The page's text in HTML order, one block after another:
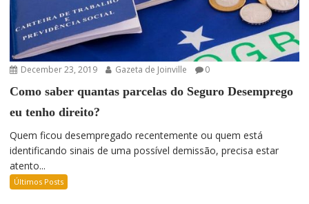
December 23, 2019 Gazeta de Joinville 0
Como saber quantas parcelas do Seguro Desemprego
eu tenho direito?
Quem ficou desempregado recentemente ou quem está
identificando sinais de uma possível demissão, precisa estar
atento...
Últimos Posts